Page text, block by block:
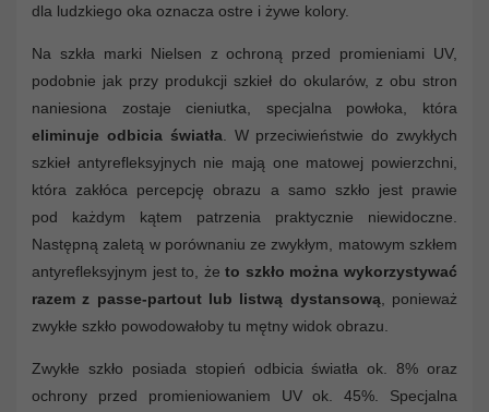
dla ludzkiego oka oznacza ostre i żywe kolory.
Na szkła marki Nielsen z ochroną przed promieniami UV,
podobnie jak przy produkcji szkieł do okularów, z obu stron
naniesiona zostaje cieniutka, specjalna powłoka, która
eliminuje odbicia światła . W przeciwieństwie do zwykłych
szkieł antyrefleksyjnych nie mają one matowej powierzchni,
która zakłóca percepcję obrazu a samo szkło jest prawie
pod każdym kątem patrzenia praktycznie niewidoczne.
Następną zaletą w porównaniu ze zwykłym, matowym szkłem
antyrefleksyjnym jest to, żeto szkło można wykorzystywać
razem z passe-partout lub listwą dystansową , ponieważ
zwykłe szkło powodowałoby tu mętny widok obrazu.
Zwykłe szkło posiada stopień odbicia światła ok. 8% oraz
ochrony przed promieniowaniem UV ok. 45%. Specjalna